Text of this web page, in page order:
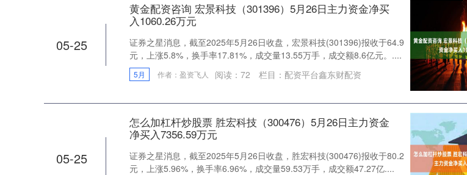
05-25
黄金配资咨询 宏景科技（301396）5月26日主力资金净买
入1060.26万元
证券之星消息，截至2025年5月26日收盘，宏景科技(301396)报收于64.9
元，上涨5.8%，换手率17.81%，成交量13.55万手，成交额8.6亿元。....
5月 作者：盈资飞人 阅读： 72 栏目： 配资平台鑫东财配资
05-25
怎么加杠杆炒股票 胜宏科技（300476）5月26日主力资金
净买入7356.59万元
证券之星消息，截至2025年5月26日收盘，胜宏科技(300476)报收于80.2
元，上涨5.96%，换手率6.96%，成交量59.53万手，成交额47.27亿....